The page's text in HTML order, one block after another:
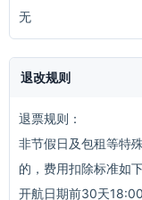
无
退改规则
退票规则：
非节假日及包租等特
的，费用扣除标准如下
开航日期前30天